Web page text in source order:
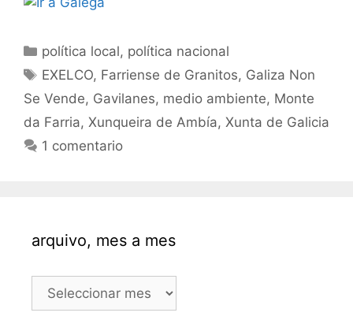
Categorías
política local, política nacional
Etiquetas
EXELCO, Farriense de Granitos, Galiza Non
Se Vende, Gavilanes, medio ambiente, Monte
da Farria, Xunqueira de Ambía, Xunta de Galicia
1 comentario
arquivo, mes a mes
arquivo,